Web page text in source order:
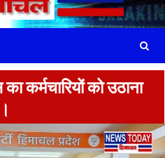
कर्मचारियों को उठाना